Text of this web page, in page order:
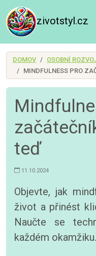
zivotstyl.cz
DOMOV
OSOBNÍ
MINDFULNESS PRO
teď
11.10.2024
Objevte, jak
život a přinést
Naučte se
každém okamžiku.